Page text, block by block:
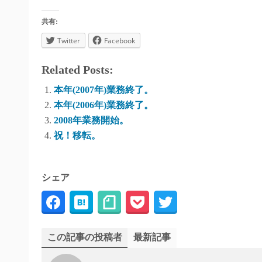
共有:
Twitter Facebook
Related Posts:
本年(2007年)業務終了。
本年(2006年)業務終了。
2008年業務開始。
祝！移転。
シェア
この記事の投稿者 最新記事